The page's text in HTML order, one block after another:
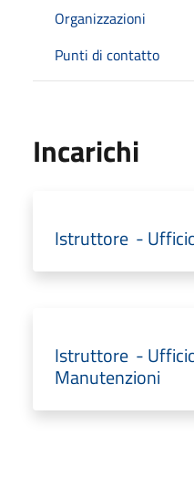
Organizzazioni
Punti di contatto
Incarichi
Istruttore -
Istruttore -
Manutenzioni